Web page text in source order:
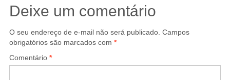
Deixe um comentário
O seu endereço de e-mail não será publicado. Campos
obrigatórios são marcados com *
Comentário *